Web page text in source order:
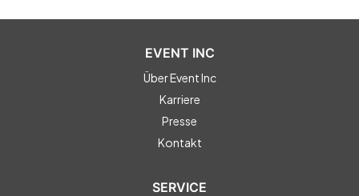
EVENT INC
Über Event Inc
Karriere
Presse
Kontakt
SERVICE